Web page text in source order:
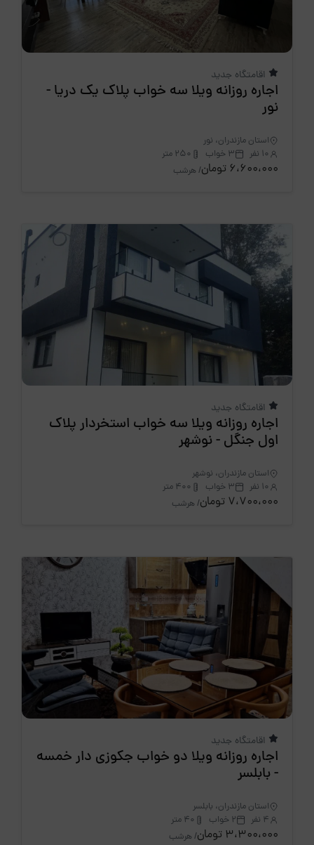
اقامتگاه جدید
اجاره روزانه ویلا سه خواب پلاک یک دریا -
نور
استان مازندران، نور
10 نفر
3 خواب 250 متر
6،600،000 تومان / هرشب
اقامتگاه جدید
اجاره روزانه ویلا سه خواب استخردار پلاک
اول جنگل - نوشهر
استان مازندران، نوشهر
10 نفر
3 خواب 400 متر
7،700،000 تومان / هرشب
اقامتگاه جدید
اجاره روزانه ویلا دو خواب جکوزی دار خمسه
- بابلسر
استان مازندران، بابلسر
4 نفر
2 خواب 40 متر
3،300،000 تومان / هرشب